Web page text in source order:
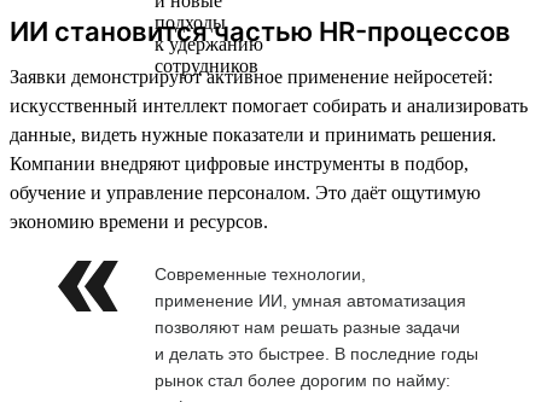
ИИ становится частью HR-процессов
Заявки демонстрируют активное применение нейросетей:
искусственный интеллект помогает собирать и анализировать
данные, видеть нужные показатели и принимать решения.
Компании внедряют цифровые инструменты в подбор,
обучение и управление персоналом. Это даёт ощутимую
экономию времени и ресурсов.
Современные технологии,
применение ИИ, умная автоматизация
позволяют нам решать разные задачи
и делать это быстрее. В последние годы
рынок стал более дорогим по найму: